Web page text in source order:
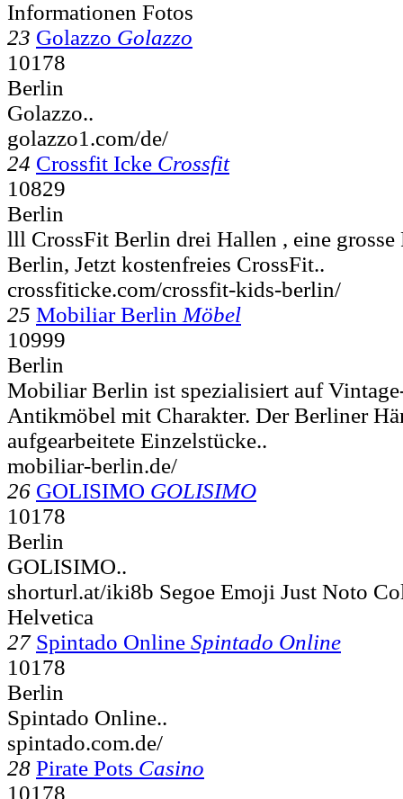
Informationen Fotos
23 Golazzo Golazzo
10178
Berlin
Golazzo..
golazzo1.com/de/
24 Crossfit Icke Crossfit
10829
Berlin
lll CrossFit Berlin drei Hallen , eine
Berlin, Jetzt kostenfreies CrossFit..
crossfiticke.com/crossfit-kids-berlin/
25 Mobiliar Berlin Möbel
10999
Berlin
Mobiliar Berlin ist spezialisiert auf
Antikmöbel mit Charakter. Der Berliner
aufgearbeitete Einzelstücke..
mobiliar-berlin.de/
26 GOLISIMO GOLISIMO
10178
Berlin
GOLISIMO..
shorturl.at/iki8b Segoe Emoji Just Noto
Helvetica
27 Spintado Online Spintado Online
10178
Berlin
Spintado Online..
spintado.com.de/
28 Pirate Pots Casino
10178